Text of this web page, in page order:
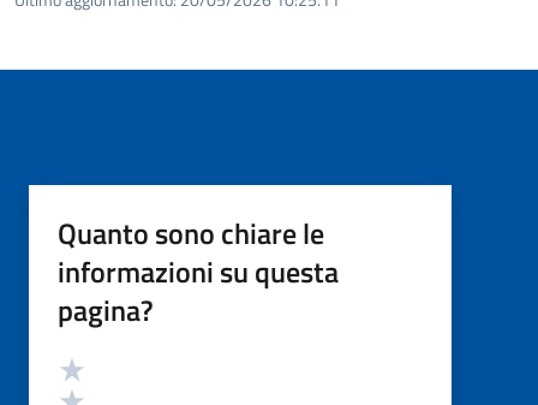
Quanto sono chiare le
informazioni su questa
pagina?
Valutazione